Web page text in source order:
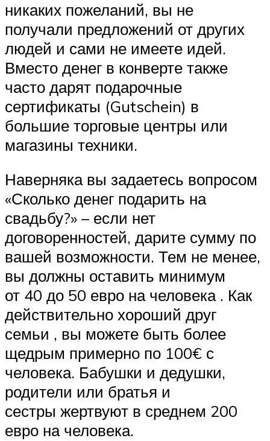
никаких пожеланий, вы не
получали предложений от других
людей и сами не имеете идей.
Вместо денег в конверте также
часто дарят подарочные
сертификаты (Gutschein) в
большие торговые центры или
магазины техники.
Наверняка вы задаетесь вопросом
«Сколько денег подарить на
свадьбу?» – если нет
договоренностей, дарите сумму по
вашей возможности. Тем не менее,
вы должны оставить минимум
от 40 до 50 евро на человека . Как
действительно хороший друг
семьи , вы можете быть более
щедрым примерно по 100€ с
человека. Бабушки и дедушки,
родители или братья и
сестры жертвуют в среднем 200
евро на человека.